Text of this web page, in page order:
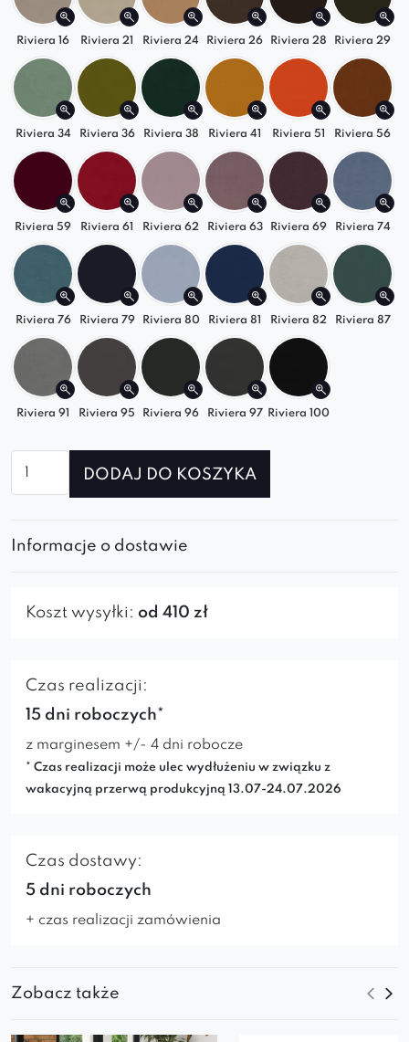
każdego wnętrza i stylu życia!
Riviera 16 Riviera 21 Riviera 24 Riviera 26 Riviera 28 Riviera 29
Riviera 34 Riviera 36 Riviera 38 Riviera 41 Riviera 51 Riviera 56
Riviera 59 Riviera 61 Riviera 62 Riviera 63 Riviera 69 Riviera 74
Riviera 76 Riviera 79 Riviera 80 Riviera 81 Riviera 82 Riviera 87
Riviera 91 Riviera 95 Riviera 96 Riviera 97 Riviera 100
Sofa
3
DODAJ DO KOSZYKA
Informacje o dostawie
Koszt wysyłki: od 410 zł
Czas realizacji:
15 dni roboczych*
z marginesem +/- 4 dni robocze
* Czas realizacji może ulec wydłużeniu w związku z
wakacyjną przerwą produkcyjną 13.07-24.07.2026
Czas dostawy:
5 dni roboczych
+ czas realizacji zamówienia
Zobacz także